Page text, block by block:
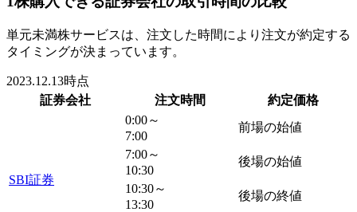
単元未満株サービスは、注文した時間により注文が約定する
タイミングが決まっています。
2023.12.13時点
証券会社
注文時間 約定価格
SBI証券
0:00～
7:00
前場の始値
7:00～
10:30
後場の始値
10:30～
13:30
後場の終値